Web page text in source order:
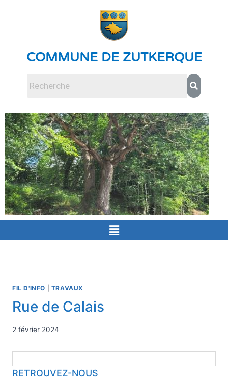
COMMUNE DE ZUTKERQUE
FIL D'INFO TRAVAUX
Rue de Calais
2 février 2024
RETROUVEZ-NOUS